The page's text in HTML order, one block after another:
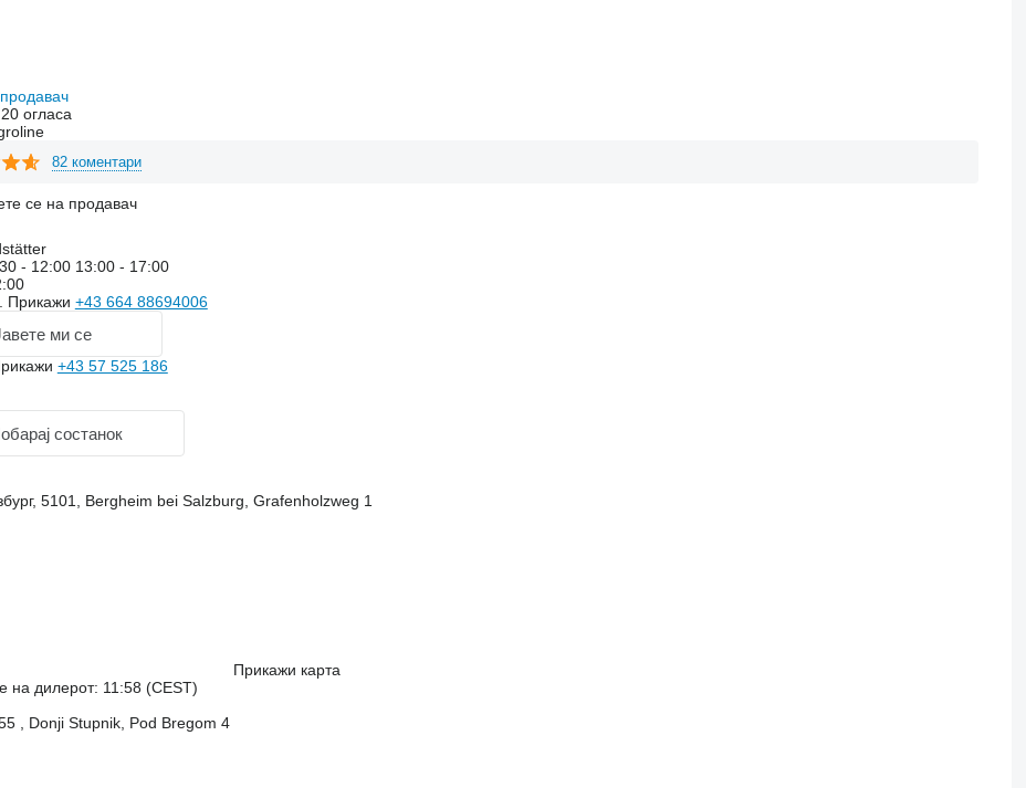
20 огласа
82 коментари
се на продавач
- 12:00 13:00 - 17:00
Прикажи +43 664 88694006
ми се
+43 57 525 186
состанок
5101, Bergheim bei Salzburg, Grafenholzweg 1
Прикажи карта
на дилерот: 11:58 (CEST)
, Donji Stupnik, Pod Bregom 4